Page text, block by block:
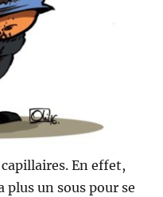
En effet,
plus un sous pour se